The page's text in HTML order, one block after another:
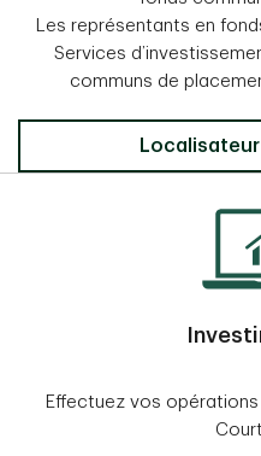
Les représentants en
Services
communs de
Effectuez vos